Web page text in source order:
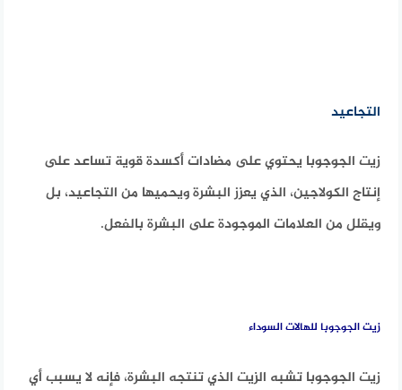
التجاعيد
زيت الجوجوبا يحتوي على مضادات أكسدة قوية تساعد على
إنتاج الكولاجين، الذي يعزز البشرة ويحميها من التجاعيد، بل
ويقلل من العلامات الموجودة على البشرة بالفعل.
زيت الجوجوبا للهالات السوداء
زيت الجوجوبا تشبه الزيت الذي تنتجه البشرة، فإنه لا يسبب أي